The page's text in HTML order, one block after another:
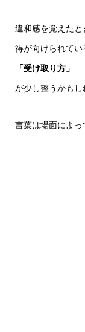
違和感を覚えた
得が向けられてい
「受け取り方」
が少し整うかもし
言葉は場面によっ